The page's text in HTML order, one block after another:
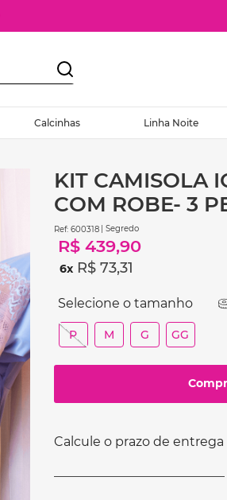
Calcinhas Linha Noite
KIT CAMISOLA
COM ROBE- 3
: 600318 | Segredo
R$ 439,90
6 R$ 73,31
P M G GG
Calcule o prazo de entrega